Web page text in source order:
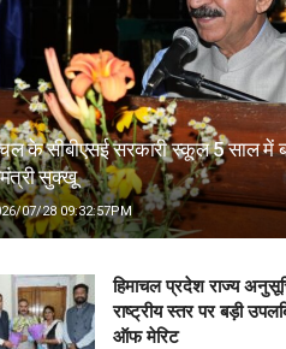
के सीबीएसई सरकारी स्कूल 5 साल में
सुक्खू
07/28 09:32:57PM
हिमाचल प्रदेश राज्य
राष्ट्रीय स्तर पर बड़ी
ऑफ मेरिट